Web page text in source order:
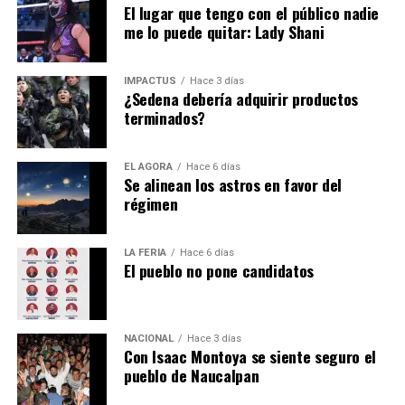
Hasta la fecha todavía es un misterio el motivo de la
renuncia de
Alfredo Vázquez… pero es de sabios
cambiar de opinión y la decisión está en el escritorio de
Pedro Rodríguez
un trabajo conjunto.El lugar que tengo con el público nadie
me lo puede quitar: Lady Shani
IMPACTUS Hace 3 días
¿Sedena debería adquirir productos
terminados?
EL ÁGORA Hace 6 días
Se alinean los astros en favor del
régimen
LA FERIA Hace 6 días
El pueblo no pone candidatos
NACIONAL Hace 3 días
Con Isaac Montoya se siente seguro el
pueblo de Naucalpan